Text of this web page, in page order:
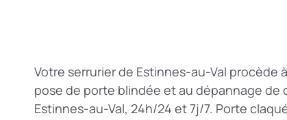
Votre serrurier de Estinnes-au-Val procède
pose de porte blindée et au dépannage
Estinnes-au-Val, 24h/24 et 7j/7. Porte